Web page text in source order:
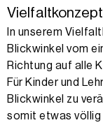
Vielfaltkonzept
In unserem
Blickwinkel vom
Richtung auf alle
Für Kinder und
Blickwinkel zu
somit etwas völlig